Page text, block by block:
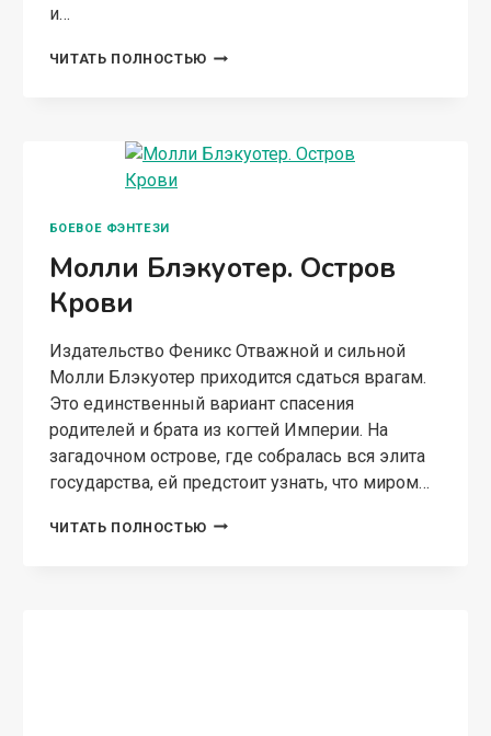
и…
ЧИТАТЬ ПОЛНОСТЬЮ ОПЕРГРУППА
БОЕВОЕ ФЭНТЕЗИ
Молли Блэкуотер. Остров
Крови
Издательство Феникс Отважной и сильной
Молли Блэкуотер приходится сдаться врагам.
Это единственный вариант спасения
родителей и брата из когтей Империи. На
загадочном острове, где собралась вся элита
государства, ей предстоит узнать, что миром…
ЧИТАТЬ ПОЛНОСТЬЮ МОЛЛИ